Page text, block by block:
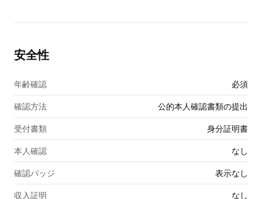
安全性
年齢確認 必須
確認方法 公的本人確認書類の提出
受付書類 身分証明書
本人確認 なし
確認バッジ 表示なし
収入証明 なし